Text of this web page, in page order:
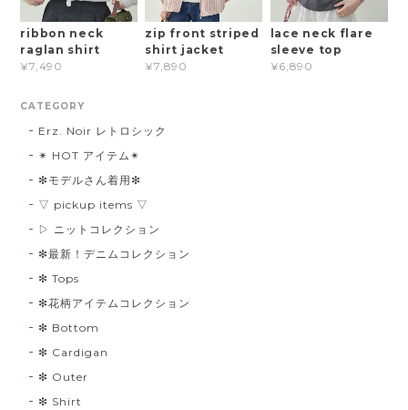
ribbon neck
raglan shirt
¥7,490
zip front striped
shirt jacket
¥7,890
lace neck flare
sleeve top
¥6,890
CATEGORY
Erz. Noir レトロシック
✴︎ HOT アイテム✴︎
❇︎モデルさん着用❇︎
▽ pickup items ▽
▷ ニットコレクション
❇︎最新！デニムコレクション
❇︎ Tops
❇︎花柄アイテムコレクション
❇︎ Bottom
❇︎ Cardigan
❇︎ Outer
❇︎ Shirt